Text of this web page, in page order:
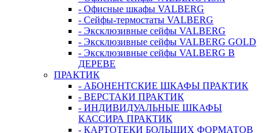
- Офисные шкафы VALBERG
- Сейфы-термостаты VALBERG
- Эксклюзивные сейфы VALBERG
- Эксклюзивные сейфы VALBERG GOLD
- Эксклюзивные сейфы VALBERG В
ДЕРЕВЕ
ПРАКТИК
- АБОНЕНТСКИЕ ШКАФЫ ПРАКТИК
- ВЕРСТАКИ ПРАКТИК
- ИНДИВИДУАЛЬНЫЕ ШКАФЫ
КАССИРА ПРАКТИК
- КАРТОТЕКИ БОЛЬШИХ ФОРМАТОВ